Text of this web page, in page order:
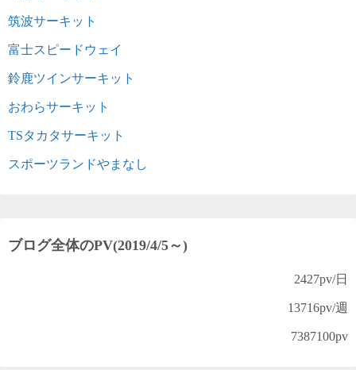
筑波サーキット
富士スピードウェイ
鈴鹿ツインサーキット
おわらサーキット
TSタカタサーキット
スポーツランドやまなし
ブログ全体のPV(2019/4/5～)
2427pv/日
13716pv/週
7387100pv